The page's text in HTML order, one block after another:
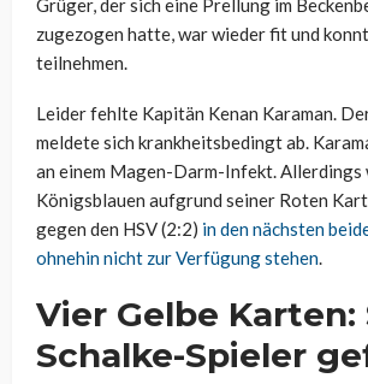
Grüger, der sich eine Prellung im
zugezogen hatte, war wieder fit und
teilnehmen.
Leider fehlte Kapitän Kenan Karaman.
meldete sich krankheitsbedingt ab.
an einem Magen-Darm-Infekt. Allerdings
Königsblauen aufgrund seiner Roten
gegen den HSV (2:2) in den nächsten
ohnehin nicht zur Verfügung stehen.
Vier Gelbe Karten:
Schalke-Spieler